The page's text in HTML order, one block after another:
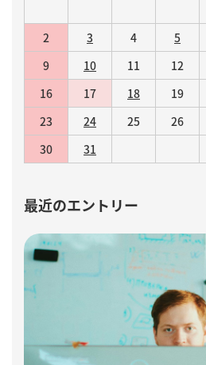
2
3 4 5
9
10 11 12
16
17 18 19
23
24 25 26
30
31
最近のエントリー